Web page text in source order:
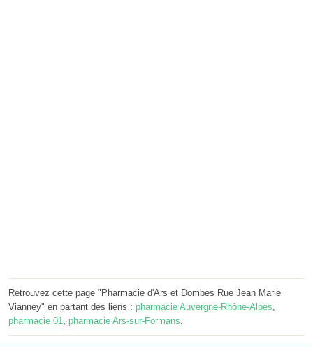
Retrouvez cette page "Pharmacie d'Ars et Dombes Rue Jean Marie
Vianney" en partant des liens : pharmacie Auvergne-Rhône-Alpes,
pharmacie 01, pharmacie Ars-sur-Formans.